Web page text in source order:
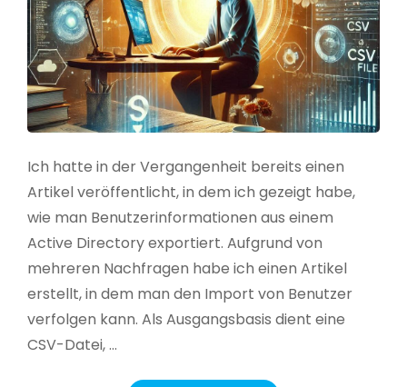
Ich hatte in der Vergangenheit bereits einen
Artikel veröffentlicht, in dem ich gezeigt habe,
wie man Benutzerinformationen aus einem
Active Directory exportiert. Aufgrund von
mehreren Nachfragen habe ich einen Artikel
erstellt, in dem man den Import von Benutzer
verfolgen kann. Als Ausgangsbasis dient eine
CSV-Datei, …